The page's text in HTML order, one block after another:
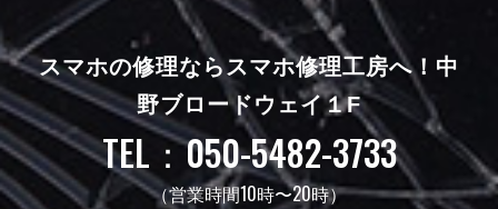
スマホの修理ならスマホ修理工房へ！ 中
野ブロードウェイ１F
TEL：050-5482-3733
（営業時間10時〜20時）